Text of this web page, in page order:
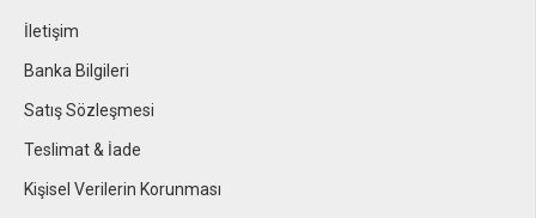
İletişim
Banka Bilgileri
Satış Sözleşmesi
Teslimat & İade
Kişisel Verilerin Korunması